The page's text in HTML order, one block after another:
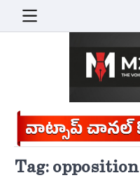
Skip
to
Tag:opposition